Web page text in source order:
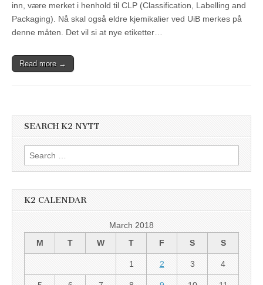
inn, være merket i henhold til CLP (Classification, Labelling and
Packaging). Nå skal også eldre kjemikalier ved UiB merkes på
denne måten. Det vil si at nye etiketter…
Read more →
SEARCH K2 NYTT
Search
for:
K2 CALENDAR
March 2018
M
T W T F S S
1 2 3 4